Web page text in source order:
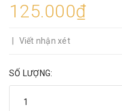
125.000₫
Viết nhận xét
SỐ LƯỢNG: